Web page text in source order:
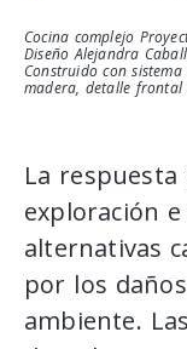
Cocina complejo
Diseño Alejandra
Construido con
madera, detalle frontal
La
exploración
alternativas
por los
ambiente.